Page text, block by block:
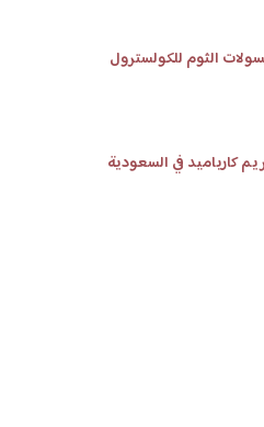
الثوم للكولسترول
كارباميد في السعودية